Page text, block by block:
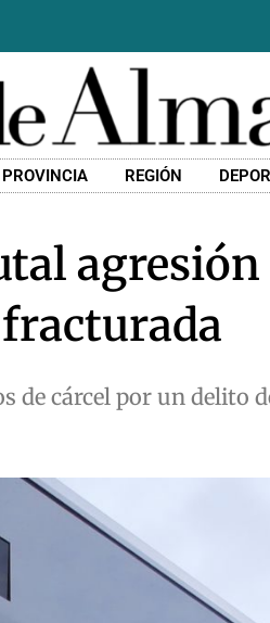
PROVINCIA REGIÓN
agresión
de cárcel por un delito